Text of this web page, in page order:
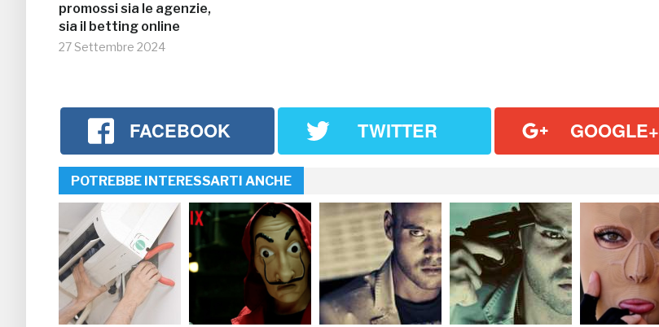
promossi sia le agenzie,
sia il betting online
27 Settembre 2024
FACEBOOK TWITTER GOOGLE+
POTREBBE INTERESSARTI ANCHE